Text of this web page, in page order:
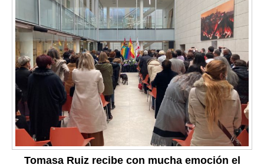
Tomasa Ruiz recibe con mucha emoción el